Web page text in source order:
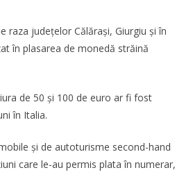
raza judeţelor Călăraşi, Giurgiu şi în
în plasarea de monedă străină
de 50 şi 100 de euro ar fi fost
în Italia.
şi de autoturisme second-hand
care le-au permis plata în numerar,